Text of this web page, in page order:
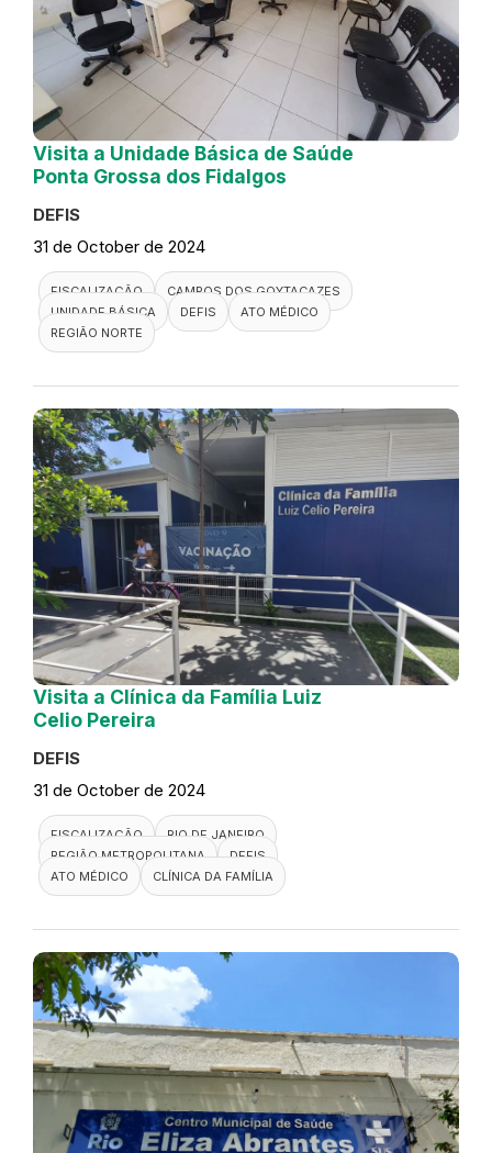
Visita a Unidade Básica de Saúde
Ponta Grossa dos Fidalgos
DEFIS
31 de October de 2024
FISCALIZAÇÃO
CAMPOS DOS GOYTACAZES
UNIDADE BÁSICA
DEFIS
ATO MÉDICO
REGIÃO NORTE
Visita a Clínica da Família Luiz
Celio Pereira
DEFIS
31 de October de 2024
FISCALIZAÇÃO
RIO DE JANEIRO
REGIÃO METROPOLITANA
DEFIS
ATO MÉDICO
CLÍNICA DA FAMÍLIA